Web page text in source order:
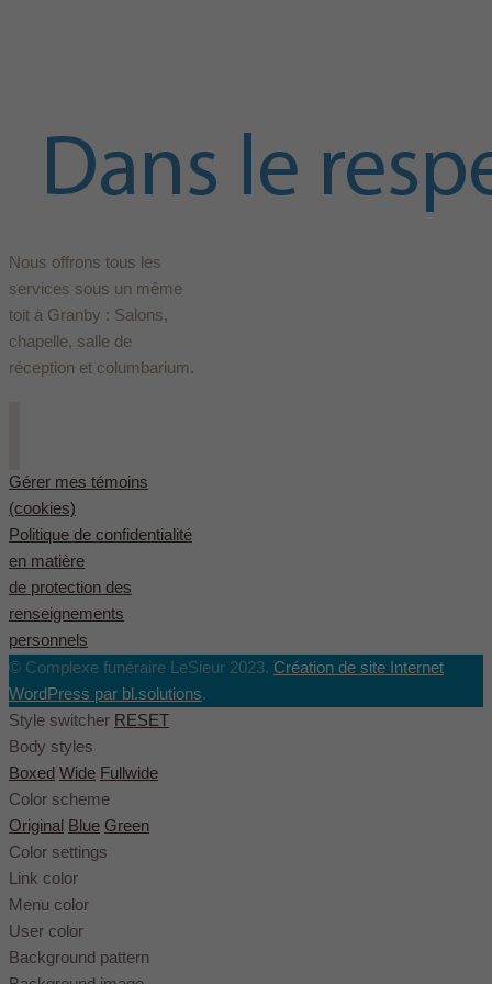
Nous offrons tous les
services sous un même
toit à Granby : Salons,
chapelle, salle de
réception et columbarium.
Gérer mes témoins
(cookies)
Politique de confidentialité
en matière
de protection des
renseignements
personnels
© Complexe funéraire LeSieur 2023. Création de site Internet
WordPress par bl.solutions.
Style switcher RESET
Body styles
Boxed Wide Fullwide
Color scheme
Original Blue Green
Color settings
Link color
Menu color
User color
Background pattern